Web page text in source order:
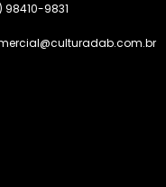
98410-9831